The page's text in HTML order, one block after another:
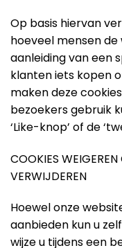
Op basis hiervan
hoeveel mensen
aanleiding van een
klanten iets kopen
maken deze
bezoekers gebruik
‘Like-knop’ of de
COOKIES
VERWIJDEREN
Hoewel onze
aanbieden kun u
wijze u tijdens een